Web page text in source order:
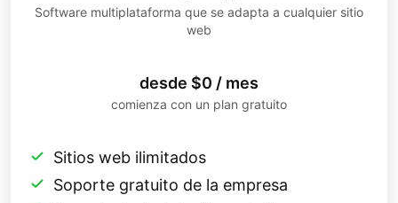
Software multiplataforma que se adapta a cualquier sitio
web
desde $0 / mes
comienza con un plan gratuito
Sitios web ilimitados
Soporte gratuito de la empresa